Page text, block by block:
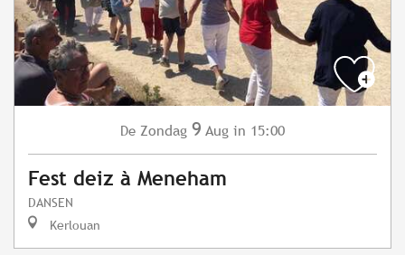
De Zondag 9 Aug in 15:00
Fest deiz à Meneham
DANSEN
Kerlouan